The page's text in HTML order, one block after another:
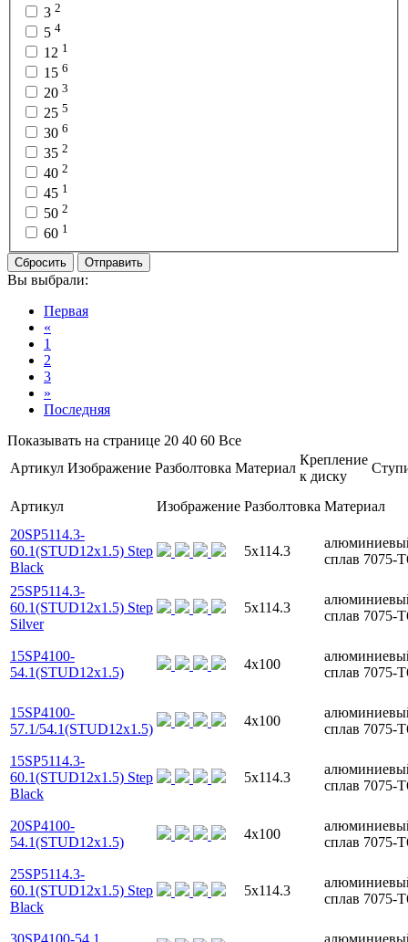
3 2
5 4
12 1
15 6
20 3
25 5
30 6
35 2
40 2
45 1
50 2
60 1
Сбросить Отправить
Вы выбрали:
Первая
«
1
2
3
»
Последняя
Показывать на странице 20 40 60 Все
Артикул Изображение Разболтовка Материал
Крепление
к диску
Артикул Изображение Разболтовка Материал
20SP5114.3-
60.1(STUD12x1.5) Step
Black
5x114.3
сплав 7075-
25SP5114.3-
60.1(STUD12x1.5) Step
Silver
5x114.3
сплав 7075-
15SP4100-
54.1(STUD12x1.5)
4x100
сплав 7075-
15SP4100-
57.1/54.1(STUD12x1.5)
4x100
сплав 7075-
15SP5114.3-
60.1(STUD12x1.5) Step
Black
5x114.3
сплав 7075-
20SP4100-
54.1(STUD12x1.5)
4x100
сплав 7075-
25SP5114.3-
60.1(STUD12x1.5) Step
Black
5x114.3
сплав 7075-